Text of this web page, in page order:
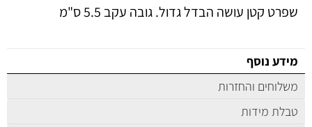
שפרט קטן עושה הבדל גדול. גובה עקב 5.5 ס"מ
מידע נוסף
משלוחים והחזרות
טבלת מידות